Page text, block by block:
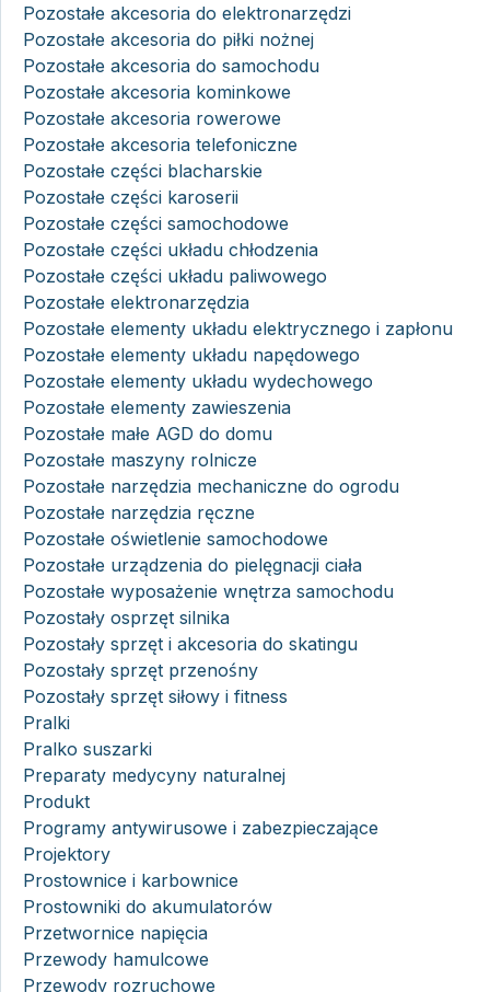
Pozostałe akcesoria do elektronarzędzi
Pozostałe akcesoria do piłki nożnej
Pozostałe akcesoria do samochodu
Pozostałe akcesoria kominkowe
Pozostałe akcesoria rowerowe
Pozostałe akcesoria telefoniczne
Pozostałe części blacharskie
Pozostałe części karoserii
Pozostałe części samochodowe
Pozostałe części układu chłodzenia
Pozostałe części układu paliwowego
Pozostałe elektronarzędzia
Pozostałe elementy układu elektrycznego i zapłonu
Pozostałe elementy układu napędowego
Pozostałe elementy układu wydechowego
Pozostałe elementy zawieszenia
Pozostałe małe AGD do domu
Pozostałe maszyny rolnicze
Pozostałe narzędzia mechaniczne do ogrodu
Pozostałe narzędzia ręczne
Pozostałe oświetlenie samochodowe
Pozostałe urządzenia do pielęgnacji ciała
Pozostałe wyposażenie wnętrza samochodu
Pozostały osprzęt silnika
Pozostały sprzęt i akcesoria do skatingu
Pozostały sprzęt przenośny
Pozostały sprzęt siłowy i fitness
Pralki
Pralko suszarki
Preparaty medycyny naturalnej
Produkt
Programy antywirusowe i zabezpieczające
Projektory
Prostownice i karbownice
Prostowniki do akumulatorów
Przetwornice napięcia
Przewody hamulcowe
Przewody rozruchowe